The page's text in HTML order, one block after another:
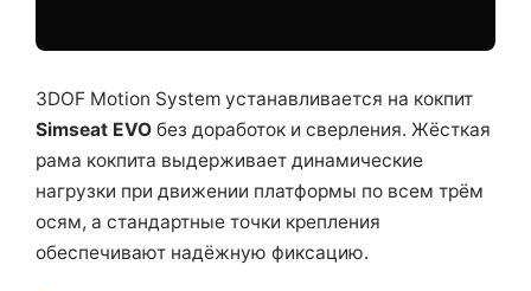
3DOF Motion System устанавливается на кокпит
Simseat EVO без доработок и сверления. Жёсткая
рама кокпита выдерживает динамические
нагрузки при движении платформы по всем трём
осям, а стандартные точки крепления
обеспечивают надёжную фиксацию.